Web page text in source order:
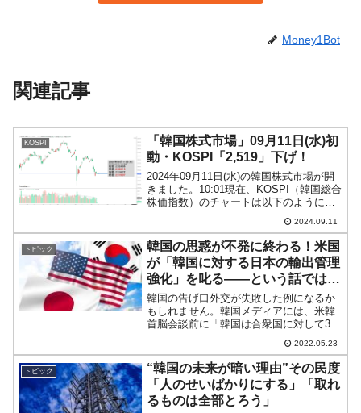
Money1Bot
関連記事
KOSPI
「韓国株式市場」09月11日(水)初
動・KOSPI「2,519」下げ！
2024年09月11日(水)の韓国株式市場が開
きました。10:01現在、KOSPI（韓国総合
株価指数）のチャートは以下のようにな
『Investing.com』より引用）。うっすら
上げて始まりましたが、現在のところ陰
線。...
2024.09.11
トピック
韓国の思惑が不発に終わる！米国
が「韓国に対する日本の輸出管理
強化」を叱る――という話ではな
い
韓国の告げ口外交が失敗した例になるか
もしれません。韓国メディアには、米韓
首脳会談前に「韓国は合衆国に対して3つ
の要求をすべき」という提言が出ていま
した。①合衆国の核の傘の保証②恒久的
な米韓通貨スワップ③日韓関係改善のた
めの役割を果たせ⇒参照...
2022.05.23
トピック
“韓国の未来が暗い理由”その民度
「人のせいばかりにする」「取れ
るものは全部とろう」